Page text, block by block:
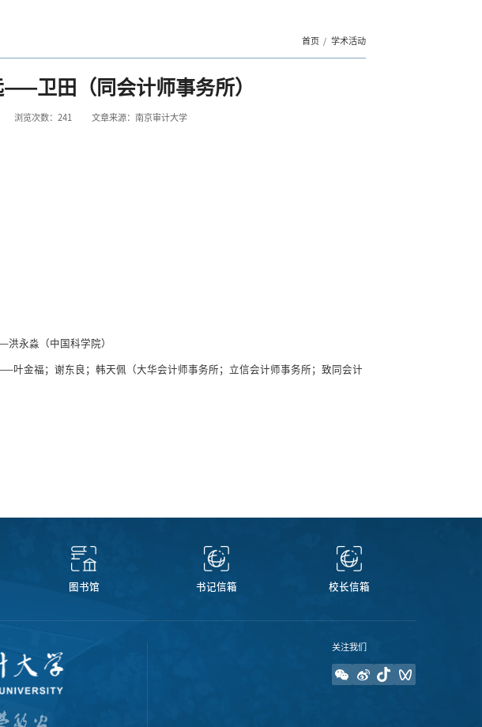
首页 学术活动
卫田（同会计师事务所）
浏览次数： 241 文章来源：南京审计大学
永淼（中国科学院）
叶金福；谢东良；韩天佩（大华会计师事务所；立信会计师事务所；致同会计
图书馆 书记信箱 校长信箱
关注我们